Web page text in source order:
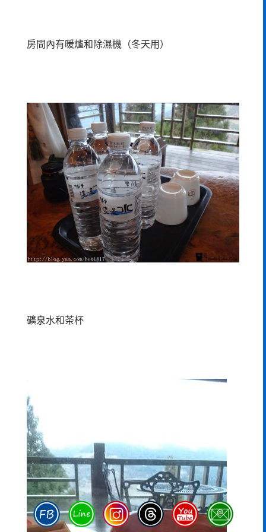
房間內有暖爐和除濕機（冬天用）
礦泉水和茶杯